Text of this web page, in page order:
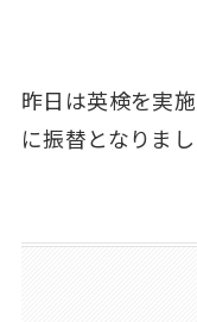
昨日は英検を実
に振替となりまし